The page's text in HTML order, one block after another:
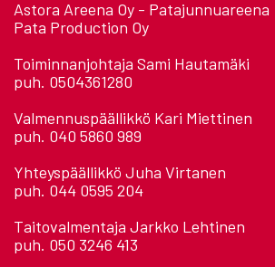
Astora Areena Oy - Patajunnuareena
Pata Production Oy
Toiminnanjohtaja Sami Hautamäki
puh. 0504361280
Valmennuspäällikkö Kari Miettinen
puh. 040 5860 989
Yhteyspäällikkö Juha Virtanen
puh. 044 0595 204
Taitovalmentaja Jarkko Lehtinen
puh. 050 3246 413